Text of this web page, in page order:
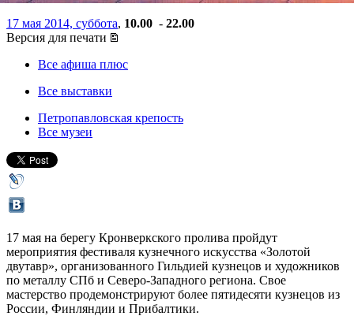
17 мая 2014, суббота, 10.00 - 22.00
Версия для печати
Все афиша плюс
Все выставки
Петропавловская крепость
Все музеи
17 мая на берегу Кронверкского пролива пройдут
мероприятия фестиваля кузнечного искусства «Золотой
двутавр», организованного Гильдией кузнецов и художников
по металлу СПб и Северо-Западного региона. Свое
мастерство продемонстрируют более пятидесяти кузнецов из
России, Финляндии и Прибалтики.